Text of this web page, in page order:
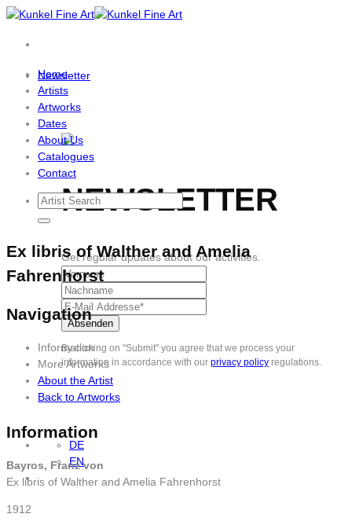
Skip
content
Newsletter
NEWSLETTER
Get regular updates about our activities.
By clicking on "Submit" you agree that we process your
information in accordance with our privacy policy regulations.
DE
EN
Home
Artists
Artworks
Dates
About Us
Catalogues
Contact
Ex libris of Walther and Amelia
Fahrenhorst
Navigation
Information
More Artworks
About the Artist
Back to Artworks
Information
Bayros, Franz von
Ex libris of Walther and Amelia Fahrenhorst
1912